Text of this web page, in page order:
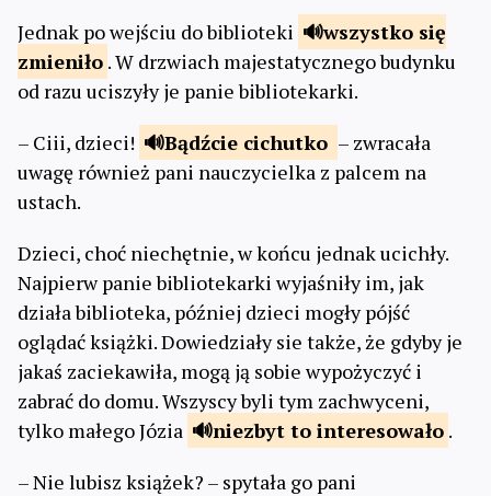
Jednak po wejściu do biblioteki
wszystko się
zmieniło . W drzwiach majestatycznego budynku
od razu uciszyły je panie bibliotekarki.
– Ciii, dzieci!
Bądźcie cichutko – zwracała
uwagę również pani nauczycielka z palcem na
ustach.
Dzieci, choć niechętnie, w końcu jednak ucichły.
Najpierw panie bibliotekarki wyjaśniły im, jak
działa biblioteka, później dzieci mogły pójść
oglądać książki. Dowiedziały sie także, że gdyby je
jakaś zaciekawiła, mogą ją sobie wypożyczyć i
zabrać do domu. Wszyscy byli tym zachwyceni,
tylko małego Józia
niezbyt to interesowało .
– Nie lubisz książek? – spytała go pani